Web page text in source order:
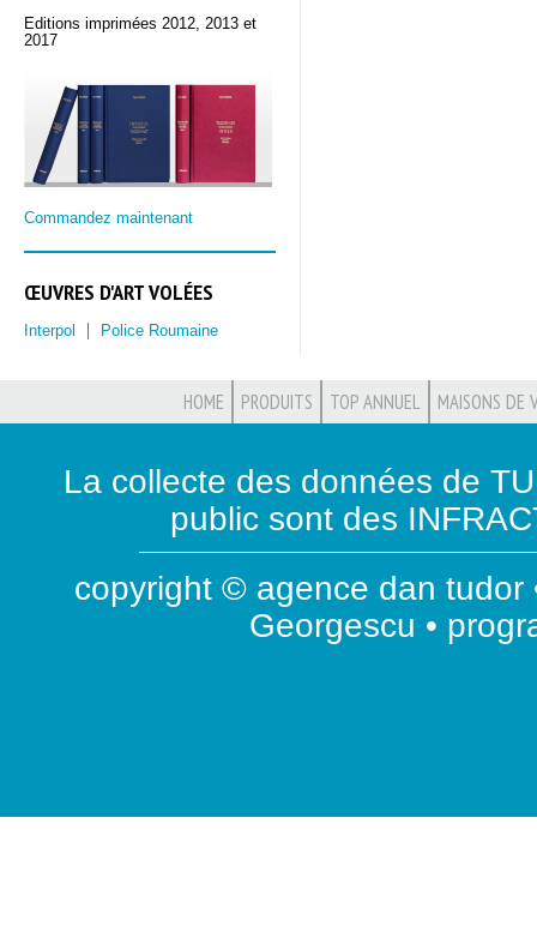
Editions imprimées 2012, 2013 et
2017
Commandez maintenant
ŒUVRES D'ART VOLÉES
Interpol Police Roumaine
HOME PRODUITS TOP ANNUEL MAISONS DE
La collecte des données de
public sont des
copyright © agence dan tudor
Georgescu •